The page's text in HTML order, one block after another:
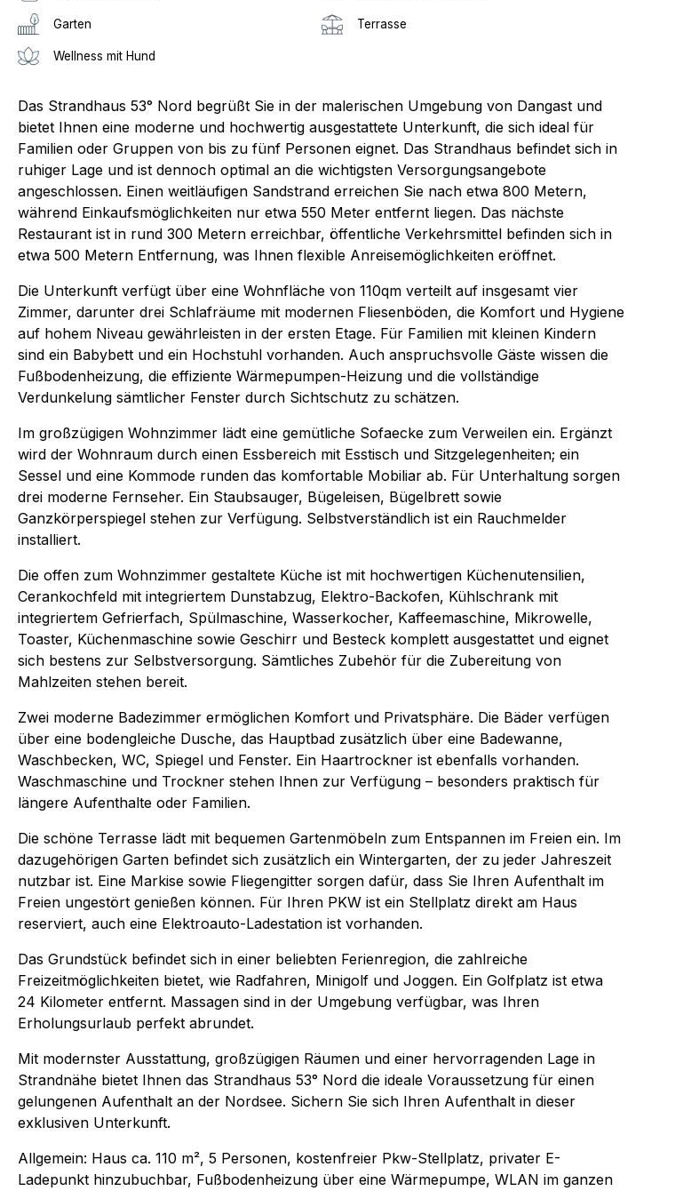
Garten Terrasse
Wellness mit Hund
Das Strandhaus 53° Nord begrüßt Sie in der malerischen Umgebung von Dangast und
bietet Ihnen eine moderne und hochwertig ausgestattete Unterkunft, die sich ideal für
Familien oder Gruppen von bis zu fünf Personen eignet. Das Strandhaus befindet sich in
ruhiger Lage und ist dennoch optimal an die wichtigsten Versorgungsangebote
angeschlossen. Einen weitläufigen Sandstrand erreichen Sie nach etwa 800 Metern,
während Einkaufsmöglichkeiten nur etwa 550 Meter entfernt liegen. Das nächste
Restaurant ist in rund 300 Metern erreichbar, öffentliche Verkehrsmittel befinden sich in
etwa 500 Metern Entfernung, was Ihnen flexible Anreisemöglichkeiten eröffnet.
Die Unterkunft verfügt über eine Wohnfläche von 110qm verteilt auf insgesamt vier
Zimmer, darunter drei Schlafräume mit modernen Fliesenböden, die Komfort und Hygiene
auf hohem Niveau gewährleisten in der ersten Etage. Für Familien mit kleinen Kindern
sind ein Babybett und ein Hochstuhl vorhanden. Auch anspruchsvolle Gäste wissen die
Fußbodenheizung, die effiziente Wärmepumpen-Heizung und die vollständige
Verdunkelung sämtlicher Fenster durch Sichtschutz zu schätzen.
Im großzügigen Wohnzimmer lädt eine gemütliche Sofaecke zum Verweilen ein. Ergänzt
wird der Wohnraum durch einen Essbereich mit Esstisch und Sitzgelegenheiten; ein
Sessel und eine Kommode runden das komfortable Mobiliar ab. Für Unterhaltung sorgen
drei moderne Fernseher. Ein Staubsauger, Bügeleisen, Bügelbrett sowie
Ganzkörperspiegel stehen zur Verfügung. Selbstverständlich ist ein Rauchmelder
installiert.
Die offen zum Wohnzimmer gestaltete Küche ist mit hochwertigen Küchenutensilien,
Cerankochfeld mit integriertem Dunstabzug, Elektro-Backofen, Kühlschrank mit
integriertem Gefrierfach, Spülmaschine, Wasserkocher, Kaffeemaschine, Mikrowelle,
Toaster, Küchenmaschine sowie Geschirr und Besteck komplett ausgestattet und eignet
sich bestens zur Selbstversorgung. Sämtliches Zubehör für die Zubereitung von
Mahlzeiten stehen bereit.
Zwei moderne Badezimmer ermöglichen Komfort und Privatsphäre. Die Bäder verfügen
über eine bodengleiche Dusche, das Hauptbad zusätzlich über eine Badewanne,
Waschbecken, WC, Spiegel und Fenster. Ein Haartrockner ist ebenfalls vorhanden.
Waschmaschine und Trockner stehen Ihnen zur Verfügung – besonders praktisch für
längere Aufenthalte oder Familien.
Die schöne Terrasse lädt mit bequemen Gartenmöbeln zum Entspannen im Freien ein. Im
dazugehörigen Garten befindet sich zusätzlich ein Wintergarten, der zu jeder Jahreszeit
nutzbar ist. Eine Markise sowie Fliegengitter sorgen dafür, dass Sie Ihren Aufenthalt im
Freien ungestört genießen können. Für Ihren PKW ist ein Stellplatz direkt am Haus
reserviert, auch eine Elektroauto-Ladestation ist vorhanden.
Das Grundstück befindet sich in einer beliebten Ferienregion, die zahlreiche
Freizeitmöglichkeiten bietet, wie Radfahren, Minigolf und Joggen. Ein Golfplatz ist etwa
24 Kilometer entfernt. Massagen sind in der Umgebung verfügbar, was Ihren
Erholungsurlaub perfekt abrundet.
Mit modernster Ausstattung, großzügigen Räumen und einer hervorragenden Lage in
Strandnähe bietet Ihnen das Strandhaus 53° Nord die ideale Voraussetzung für einen
gelungenen Aufenthalt an der Nordsee. Sichern Sie sich Ihren Aufenthalt in dieser
exklusiven Unterkunft.
Allgemein: Haus ca. 110 m², 5 Personen, kostenfreier Pkw-Stellplatz, privater E-
Ladepunkt hinzubuchbar, Fußbodenheizung über eine Wärmepumpe, WLAN im ganzen